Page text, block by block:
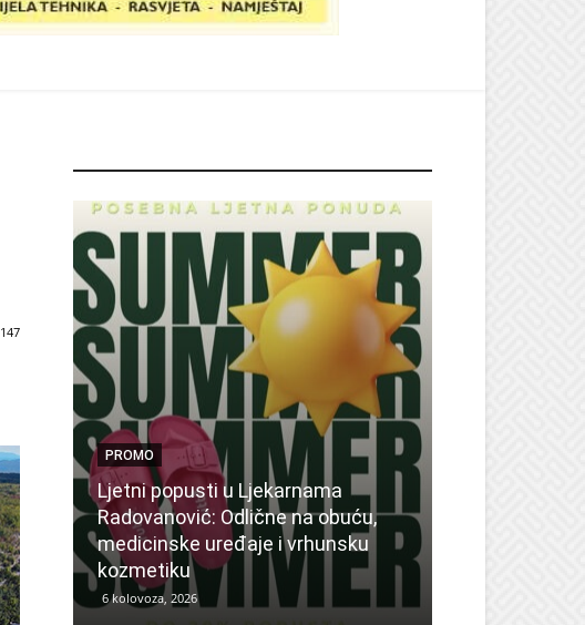
147
PROMO
Ljetni popusti u Ljekarnama
Radovanović: Odlične na obuću,
medicinske uređaje i vrhunsku
kozmetiku
6 kolovoza, 2026